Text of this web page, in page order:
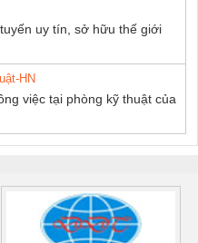
uy tín, sở hữu thế giới
HN
việc tại phòng kỹ thuật của